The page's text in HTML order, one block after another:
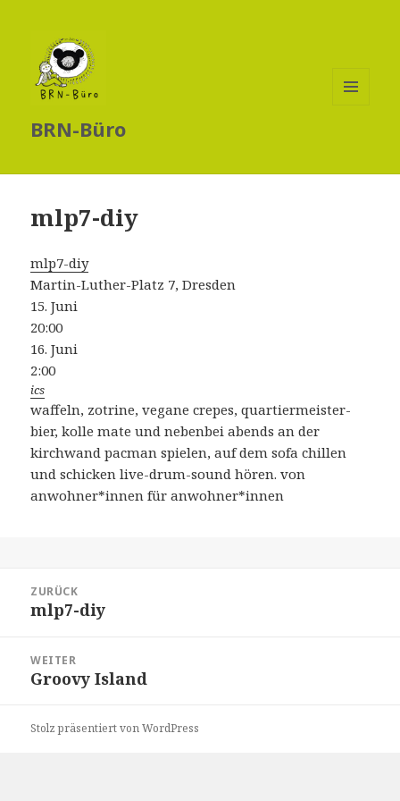
BRN-Büro
mlp7-diy
mlp7-diy
Martin-Luther-Platz 7, Dresden
15. Juni
20:00
16. Juni
2:00
ics
waffeln, zotrine, vegane crepes, quartiermeister-
bier, kolle mate und nebenbei abends an der
kirchwand pacman spielen, auf dem sofa chillen
und schicken live-drum-sound hören. von
anwohner*innen für anwohner*innen
ZURÜCK
Vorheriger
mlp7-diy
WEITER
Nächster
Groovy Island
Stolz präsentiert von WordPress